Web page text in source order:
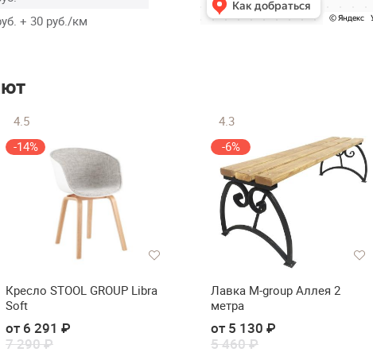
+ 30 руб./км
4.5
-14%
Кресло STOOL GROUP Libra
Soft
от 6 291 ₽
7 290 ₽
4.3
-6%
Лавка M-group Аллея 2
метра
от 5 130 ₽
5 460 ₽